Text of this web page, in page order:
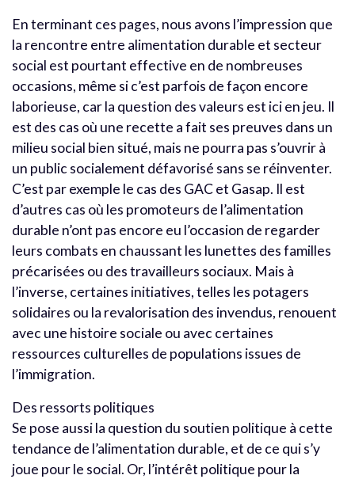
En terminant ces pages, nous avons l’impression que
la rencontre entre alimentation durable et secteur
social est pourtant effective en de nombreuses
occasions, même si c’est parfois de façon encore
laborieuse, car la question des valeurs est ici en jeu. Il
est des cas où une recette a fait ses preuves dans un
milieu social bien situé, mais ne pourra pas s’ouvrir à
un public socialement défavorisé sans se réinventer.
C’est par exemple le cas des GAC et Gasap. Il est
d’autres cas où les promoteurs de l’alimentation
durable n’ont pas encore eu l’occasion de regarder
leurs combats en chaussant les lunettes des familles
précarisées ou des travailleurs sociaux. Mais à
l’inverse, certaines initiatives, telles les potagers
solidaires ou la revalorisation des invendus, renouent
avec une histoire sociale ou avec certaines
ressources culturelles de populations issues de
l’immigration.
Des ressorts politiques
Se pose aussi la question du soutien politique à cette
tendance de l’alimentation durable, et de ce qui s’y
joue pour le social. Or, l’intérêt politique pour la